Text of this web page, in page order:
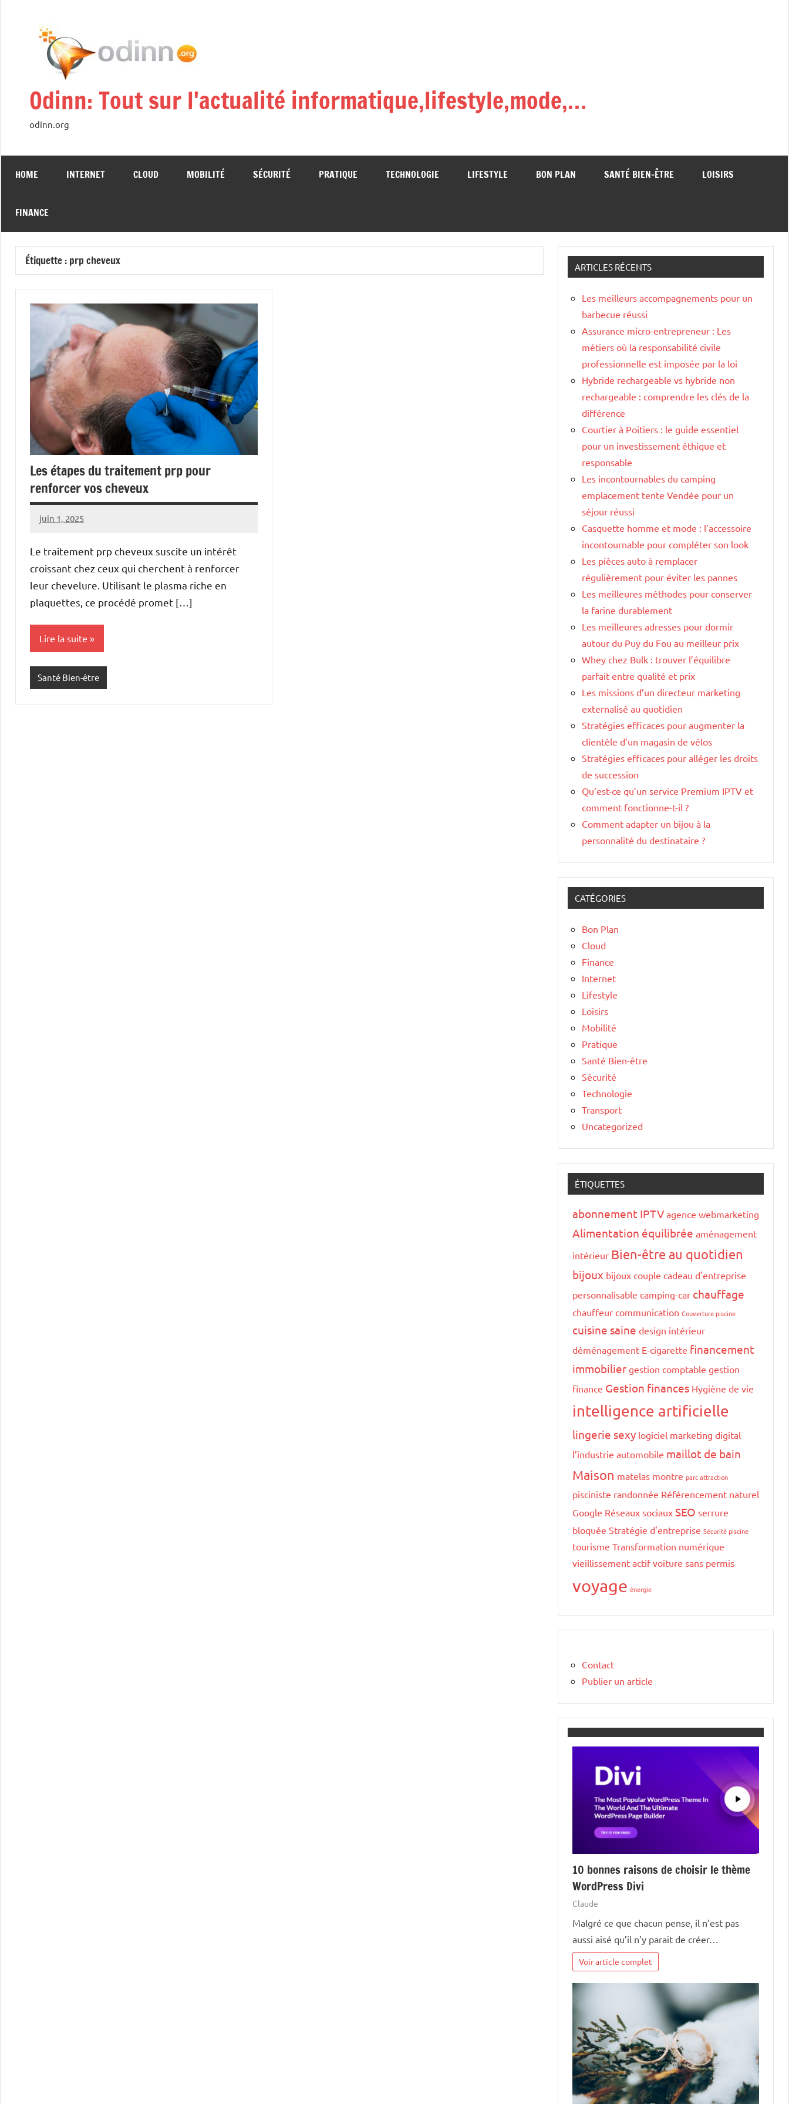
Odinn: Tout sur l'actualité informatique,lifestyle,mode,…
odinn.org
HOME INTERNET CLOUD MOBILITÉ SÉCURITÉ PRATIQUE TECHNOLOGIE LIFESTYLE BON PLAN SANTÉ BIEN-ÊTRE LOISIRS
FINANCE
Étiquette : prp cheveux
Les étapes du traitement prp pour
renforcer vos cheveux
juin 1, 2025
Povoski
Aucun
Le traitement prp cheveux suscite un intérêt
croissant chez ceux qui cherchent à renforcer
leur chevelure. Utilisant le plasma riche en
plaquettes, ce procédé promet […]
Lire la suite
Santé Bien-être
ARTICLES RÉCENTS
Les meilleurs accompagnements pour un
barbecue réussi
Assurance micro-entrepreneur : Les
métiers où la responsabilité civile
professionnelle est imposée par la loi
Hybride rechargeable vs hybride non
rechargeable : comprendre les clés de la
différence
Courtier à Poitiers : le guide essentiel
pour un investissement éthique et
responsable
Les incontournables du camping
emplacement tente Vendée pour un
séjour réussi
Casquette homme et mode : l’accessoire
incontournable pour compléter son look
Les pièces auto à remplacer
régulièrement pour éviter les pannes
Les meilleures méthodes pour conserver
la farine durablement
Les meilleures adresses pour dormir
autour du Puy du Fou au meilleur prix
Whey chez Bulk : trouver l’équilibre
parfait entre qualité et prix
Les missions d’un directeur marketing
externalisé au quotidien
Stratégies efficaces pour augmenter la
clientèle d’un magasin de vélos
Stratégies efficaces pour alléger les droits
de succession
Qu’est-ce qu’un service Premium IPTV et
comment fonctionne-t-il ?
Comment adapter un bijou à la
personnalité du destinataire ?
CATÉGORIES
Bon Plan
Cloud
Finance
Internet
Lifestyle
Loisirs
Mobilité
Pratique
Santé Bien-être
Sécurité
Technologie
Transport
Uncategorized
ÉTIQUETTES
abonnement IPTV agence webmarketing
Alimentation équilibrée aménagement
intérieur Bien-être au quotidien
bijoux bijoux couple cadeau d'entreprise
personnalisable camping-car chauffage
chauffeur communication Couverture piscine
cuisine saine design intérieur
déménagement E-cigarette financement
immobilier gestion comptable gestion
finance Gestion finances Hygiène de vie
intelligence artificielle
lingerie sexy logiciel marketing digital
l’industrie automobile maillot de bain
Maison matelas montre parc attraction
pisciniste randonnée Référencement naturel
Google Réseaux sociaux SEO serrure
bloquée Stratégie d'entreprise Sécurité piscine
tourisme Transformation numérique
vieillissement actif voiture sans permis
voyage énergie
Contact
Publier un article
10 bonnes raisons de choisir le thème
WordPress Divi
Claude
Malgré ce que chacun pense, il n’est pas
aussi aisé qu’il n’y parait de créer…
Voir article complet